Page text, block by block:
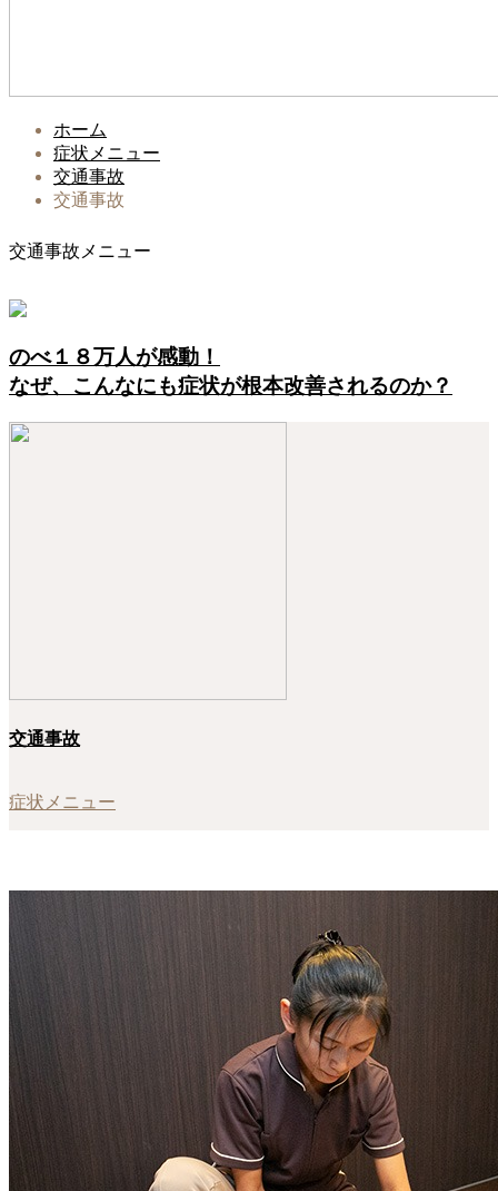
ホーム
症状メニュー
交通事故
交通事故
交通事故メニュー
のべ１８万人が感動！
なぜ、こんなにも症状が根本改善されるのか？
交通事故
症状メニュー